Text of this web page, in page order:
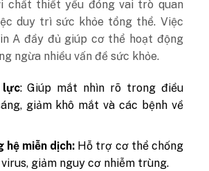
chất thiết yếu đóng vai trò quan
duy trì sức khỏe tổng thể. Việc
A đầy đủ giúp cơ thể hoạt động
ngừa nhiều vấn đề sức khỏe.
lực: Giúp mắt nhìn rõ trong điều
giảm khô mắt và các bệnh về
hệ miễn dịch: Hỗ trợ cơ thể chống
giảm nguy cơ nhiễm trùng.